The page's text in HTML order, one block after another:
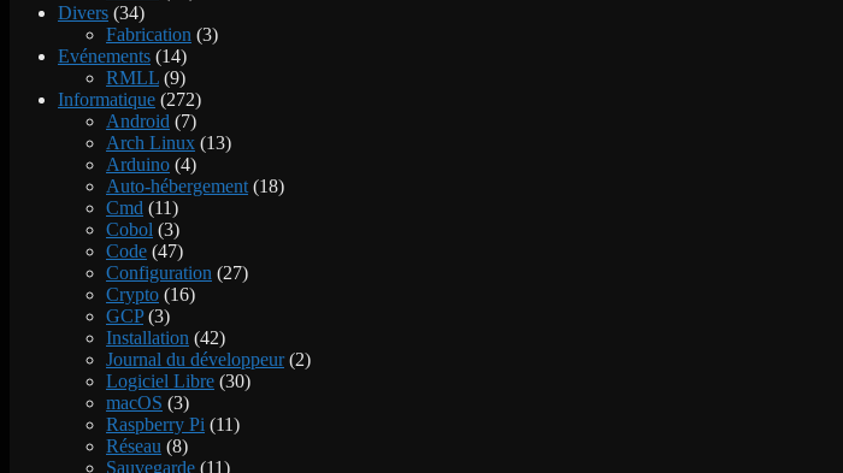
Divers (34)
Fabrication (3)
Evénements (14)
RMLL (9)
Informatique (272)
Android (7)
Arch Linux (13)
Arduino (4)
Auto-hébergement (18)
Cmd (11)
Cobol (3)
Code (47)
Configuration (27)
Crypto (16)
GCP(3)
Installation (42)
Journal du développeur(2)
Logiciel Libre (30)
macOS (3)
Raspberry Pi (11)
Réseau (8)
Sauvegarde (11)